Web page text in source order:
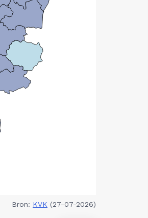
Bron: KVK (27-07-2026)